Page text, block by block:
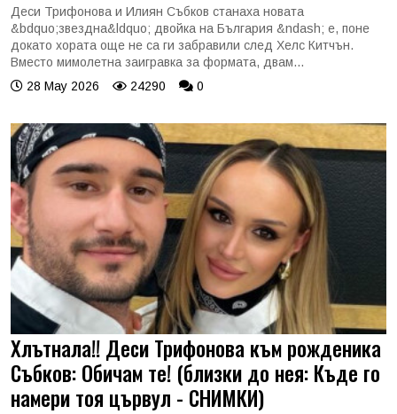
Деси Трифонова и Илиян Събков станаха новата
&bdquo;звездна&ldquo; двойка на България &ndash; е, поне
докато хората още не са ги забравили след Хелс Китчън.
Вместо мимолетна заигравка за формата, двам...
28 May 2026
24290 0
Хлътнала!! Деси Трифонова към рожденика
Събков: Обичам те! (близки до нея: Къде го
намери тоя цървул - СНИМКИ)